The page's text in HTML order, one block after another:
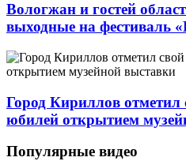
Вологжан и гостей
выходные на фестиваль
Город Кириллов отметил
юбилей открытием
Популярные видео